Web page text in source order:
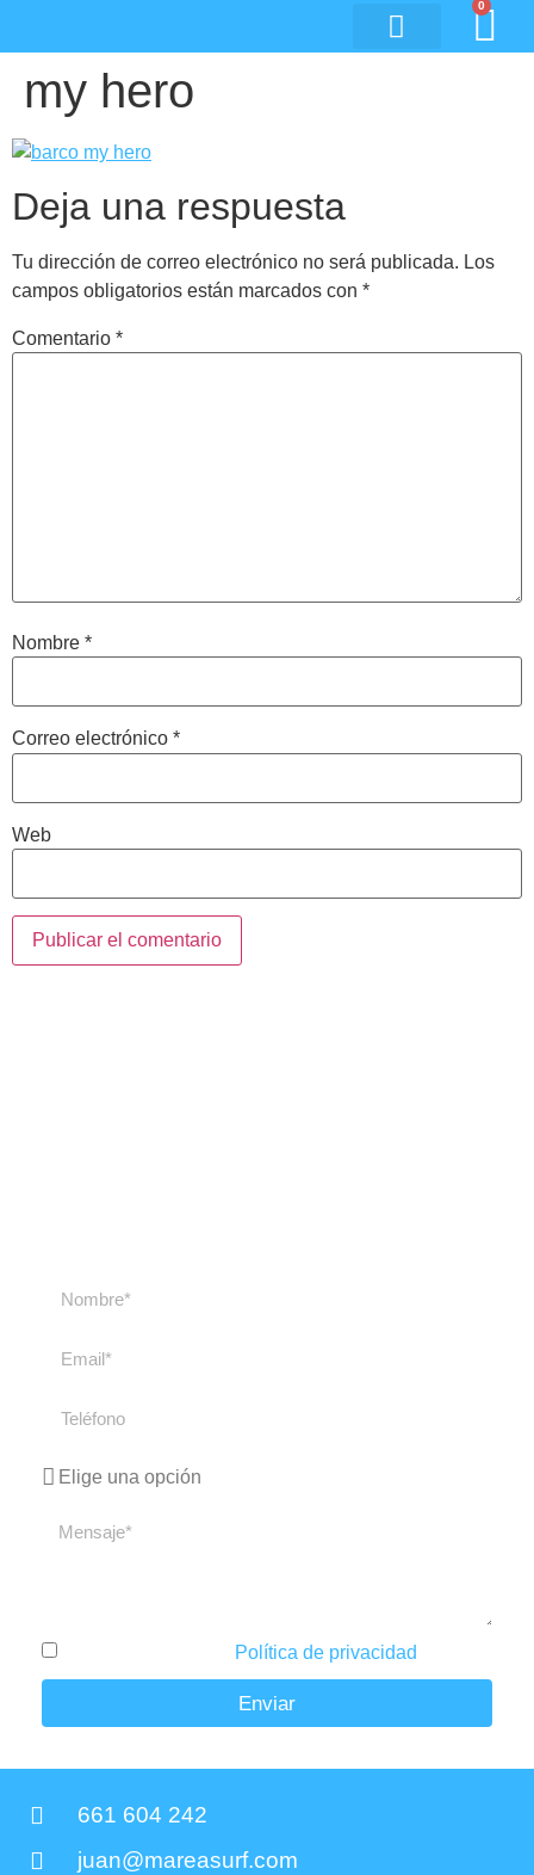
0
my hero
Deja una respuesta
Tu dirección de correo electrónico no será publicada. Los
campos obligatorios están marcados con *
Comentario *
Nombre *
Correo electrónico *
Web
Política de privacidad
Enviar
661 604 242
juan@mareasurf.com